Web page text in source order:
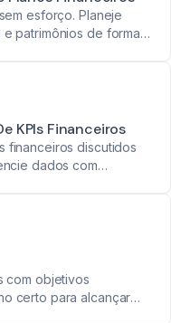
esforço. Planeje
patrimônios de forma
KPIs Financeiros
financeiros discutidos
dados com
com objetivos
certo para alcançar